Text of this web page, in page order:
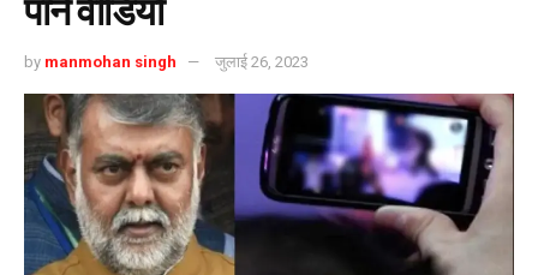
पॉर्न वीडियो
by manmohan singh जुलाई 26, 2023